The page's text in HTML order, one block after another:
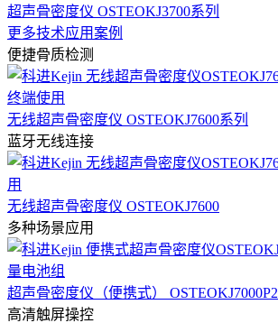
超声骨密度仪 OSTEOKJ3700系列
更多技术应用案例
便捷骨质检测
无线超声骨密度仪 OSTEOKJ7600系列
蓝牙无线连接
无线超声骨密度仪 OSTEOKJ7600
多种场景应用
超声骨密度仪（便携式） OSTEOKJ7000P2
高清触屏操控